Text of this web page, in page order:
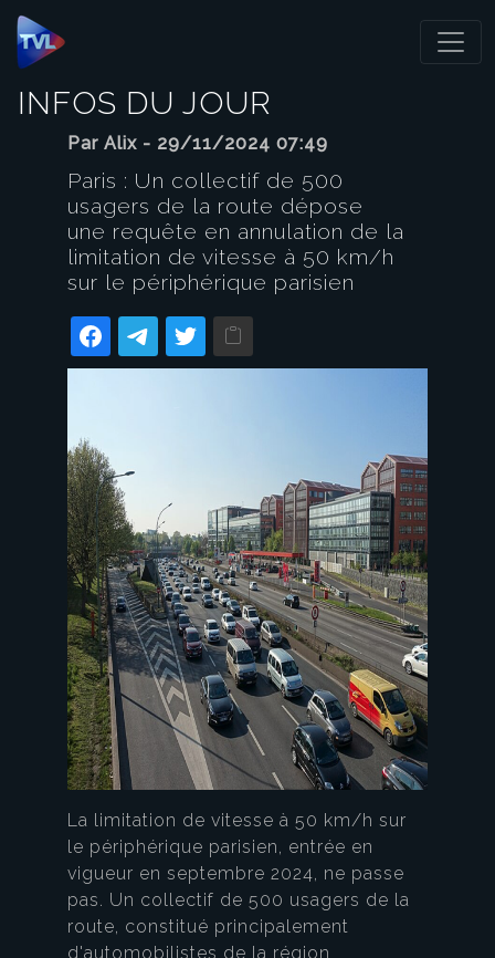
Panneau de gestion des cookies
INFOS DU JOUR
Par Alix - 29/11/2024 07:49
Paris : Un collectif de 500
usagers de la route dépose
une requête en annulation de la
limitation de vitesse à 50 km/h
sur le périphérique parisien
La limitation de vitesse à 50 km/h sur
le périphérique parisien, entrée en
vigueur en septembre 2024, ne passe
pas. Un collectif de 500 usagers de la
route, constitué principalement
d'automobilistes de la région